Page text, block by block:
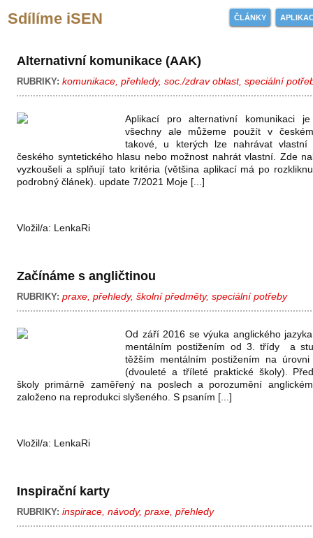
Sdílíme iSEN ČLÁNKY
Alternativní komunikace (AAK)
RUBRIKY: komunikace přehledy, soc./zdrav oblast, speciální
Aplikací pro alternativní komunikaci
všechny ale můžeme použít v
takové, u kterých lze nahrávat vlastní
českého syntetického hlasu nebo možnost nahrát vlastní. Zde
vyzkoušeli a splňují tato kritéria (většina aplikací má po
podrobný článek). update 7/2021 Moje [...]
Vložil/a: LenkaRi
Začínáme s angličtinou
RUBRIKY: praxe přehledy, školní předměty, speciální potřeby
Od září 2016 se výuka anglického
mentálním postižením od 3. třídy a
těžším mentálním postižením na
(dvouleté a tříleté praktické školy).
školy primárně zaměřený na poslech a porozumění
založeno na reprodukci slyšeného. S psaním [...]
Vložil/a: LenkaRi
Inspirační karty
RUBRIKY: inspirace návody, praxe přehledy